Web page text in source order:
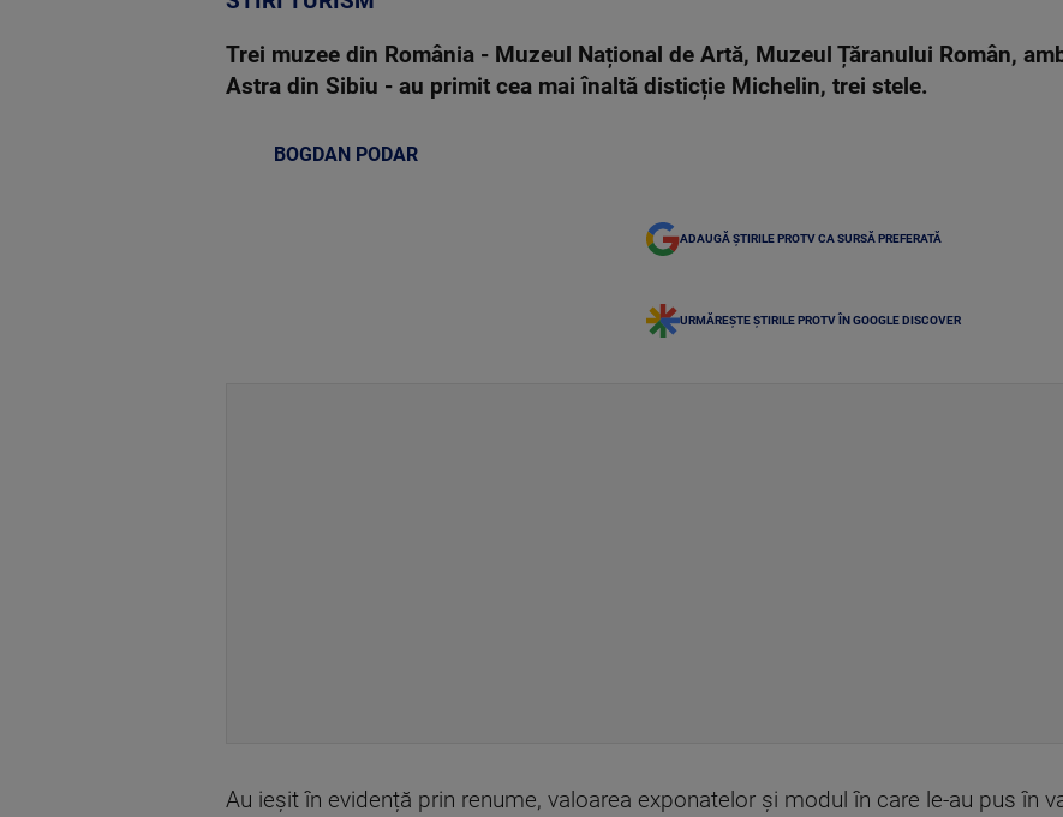
Trei muzee din România - Muzeul Național de Artă, Muzeul Țăranului Român,
Astra din Sibiu - au primit cea mai înaltă disticție Michelin, trei stele.
BOGDAN PODAR
ADAUGĂ ȘTIRILE PROTV CA SURSĂ PREFERATĂ
URMĂREȘTE ȘTIRILE PROTV ÎN GOOGLE DISCOVER
Au ieșit în evidență prin renume, valoarea exponatelor și modul în care le-au pus în